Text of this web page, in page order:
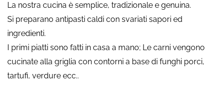
La nostra cucina è semplice, tradizionale e genuina.
Si preparano antipasti caldi con svariati sapori ed
ingredienti.
I primi piatti sono fatti in casa a mano; Le carni vengono
cucinate alla griglia con contorni a base di funghi porci,
tartufi, verdure ecc..